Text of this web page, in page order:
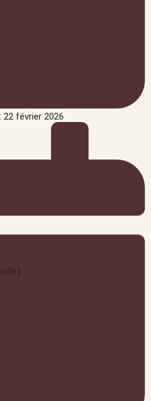
22 février 2026